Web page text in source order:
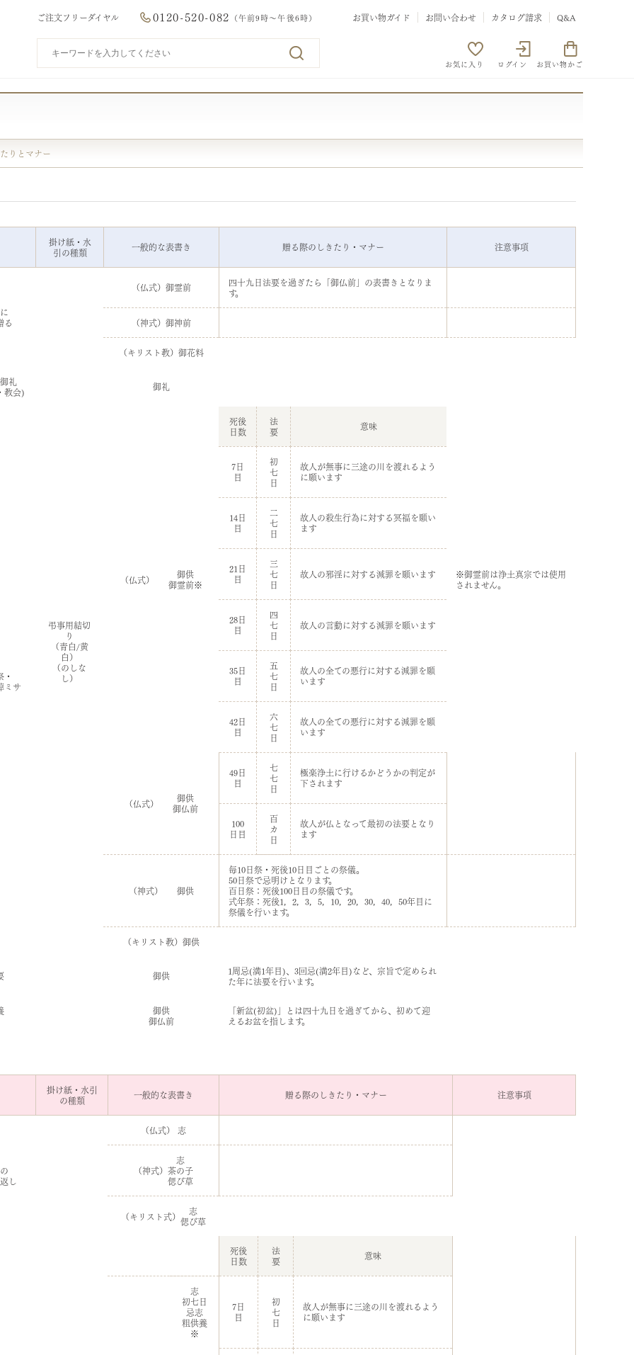
ご注文フリーダイヤル 0120-520-082 （午前9時～午後6時） お買い物ガイド お問い合わせ カタログ請求 Q&A
お気に入り ログイン お買い物かご
りとマナー
掛け紙・水
引の種類
一般的な表書き 贈る際のしきたり・マナー 注意事項
る
弔事用結切
り
（青白/黄
白）
（のしな
し）
（仏式）御霊前
四十九日法要を過ぎたら「御仏前」の表書きとなりま
す。
（神式）御神前
（キリスト教）御花料
礼
教会)
御礼
ミサ
（仏式）
御供
御霊前※
死後
日数
法
要
意味
※御霊前は浄土真宗では使用
されません。
7日
目
初
七
日
故人が無事に三途の川を渡れるよう
に願います
14日
目
二
七
日
故人の殺生行為に対する冥福を願い
ます
21日
目
三
七
日
故人の邪淫に対する減罪を願います
28日
目
四
七
日
故人の言動に対する減罪を願います
35日
目
五
七
日
故人の全ての悪行に対する減罪を願
います
42日
目
六
七
日
故人の全ての悪行に対する減罪を願
います
（仏式）
御供
御仏前
49日
目
七
七
日
極楽浄土に行けるかどうかの判定が
下されます
100
日目
百
カ
日
故人が仏となって最初の法要となり
ます
（神式） 御供
毎10日祭・死後10日目ごとの祭儀。
50日祭で忌明けとなります。
百日祭：死後100日目の祭儀です。
式年祭：死後1，2，3，5，10，20，30，40，50年目に
祭儀を行います。
（キリスト教）御供
御供
1周忌(満1年目)、3回忌(満2年目)など、宗旨で定められ
た年に法要を行います。
御供
御仏前
「新盆(初盆)」とは四十九日を過ぎてから、初めて迎
えるお盆を指します。
掛け紙・水引
の種類
一般的な表書き 贈る際のしきたり・マナー 注意事項
し
（仏式） 志
（神式）
志
茶の子
偲び草
（キリスト式）
志
偲び草
死後
日数
法
要
意味
志
初七日
忌志
粗供養
※
7日
目
初
七
日
故人が無事に三途の川を渡れるよう
に願います